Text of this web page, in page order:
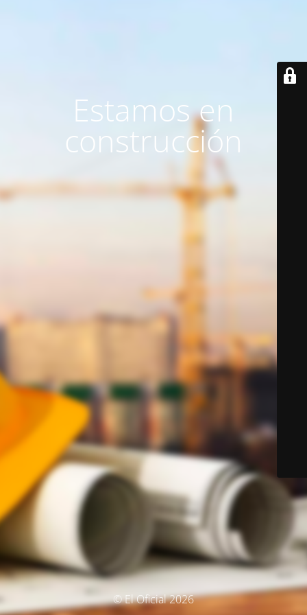
Estamos en
construcción
© El Oficial 2026